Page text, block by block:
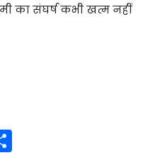
का संघर्ष कभी खत्म नहीं